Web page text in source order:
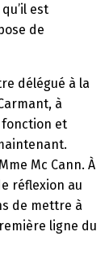
est
de
délégué à la
à
et
Mc Cann. À
réflexion au
de mettre à
ligne du